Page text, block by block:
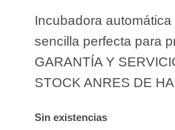
Incubadora
sencilla perfecta para
GARANTÍA Y
STOCK ANRES DE
Sin existencias